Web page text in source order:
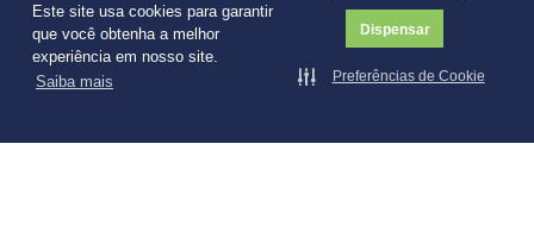
Este site usa cookies para garantir
que você obtenha a melhor
experiência em nosso site.
Saiba mais
Dispensar
Preferências de Cookie
Ouvidoria